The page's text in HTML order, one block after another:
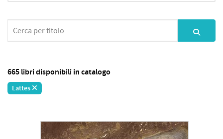
665 libri disponibili in catalogo
Lattes